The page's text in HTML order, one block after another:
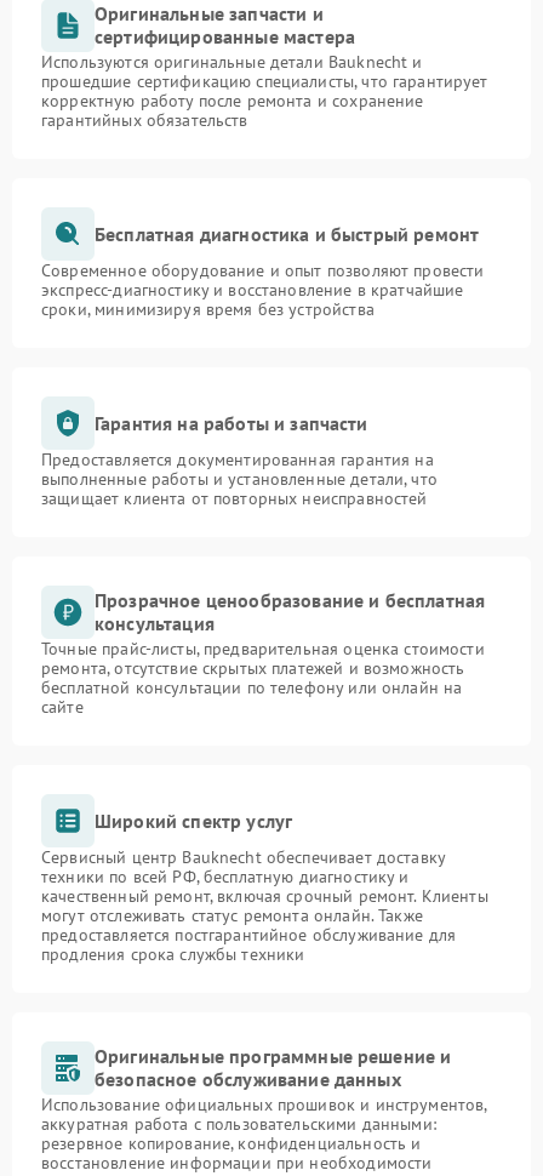
Оригинальные запчасти и
сертифицированные мастера
Используются оригинальные детали Bauknecht и
прошедшие сертификацию специалисты, что гарантирует
корректную работу после ремонта и сохранение
гарантийных обязательств
Бесплатная диагностика и быстрый ремонт
Современное оборудование и опыт позволяют провести
экспресс-диагностику и восстановление в кратчайшие
сроки, минимизируя время без устройства
Гарантия на работы и запчасти
Предоставляется документированная гарантия на
выполненные работы и установленные детали, что
защищает клиента от повторных неисправностей
Прозрачное ценообразование и бесплатная
консультация
Точные прайс-листы, предварительная оценка стоимости
ремонта, отсутствие скрытых платежей и возможность
бесплатной консультации по телефону или онлайн на
сайте
Широкий спектр услуг
Сервисный центр Bauknecht обеспечивает доставку
техники по всей РФ, бесплатную диагностику и
качественный ремонт, включая срочный ремонт. Клиенты
могут отслеживать статус ремонта онлайн. Также
предоставляется постгарантийное обслуживание для
продления срока службы техники
Оригинальные программные решение и
безопасное обслуживание данных
Использование официальных прошивок и инструментов,
аккуратная работа с пользовательскими данными:
резервное копирование, конфиденциальность и
восстановление информации при необходимости